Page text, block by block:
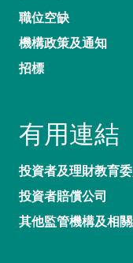
職位空缺
機構政策及通知
招標
有用連結
投資者及理財教育
投資者賠償公司
其他監管機構及相